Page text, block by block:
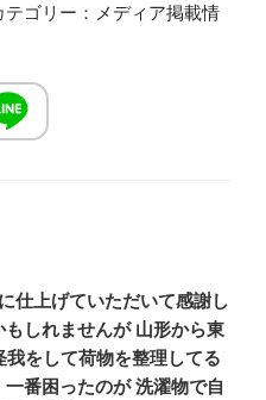
ゴリー： メディア掲載情
仕上げていただいて感謝し
しれませんが 山形から東
をして荷物を整理してる
番困ったのが 洗濯物で自